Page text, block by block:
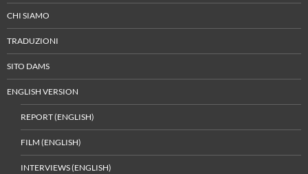
CHI SIAMO
TRADUZIONI
SITO DAMS
ENGLISH VERSION
REPORT (ENGLISH)
FILM (ENGLISH)
INTERVIEWS (ENGLISH)